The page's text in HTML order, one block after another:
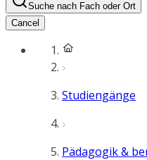
Suche nach Fach oder Ort
Cancel
Studiengänge
Pädagogik &